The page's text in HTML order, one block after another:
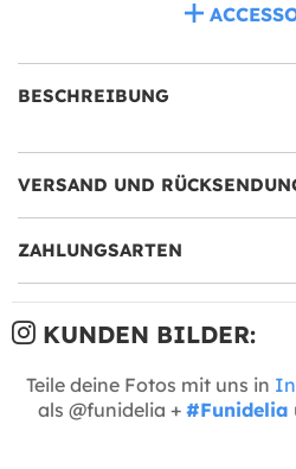
BESCHREIBUNG
VERSAND UND
ZAHLUNGSARTEN
KUNDEN BILDER:
Teile deine Fotos mit uns in
als @funidelia + #Funidelia